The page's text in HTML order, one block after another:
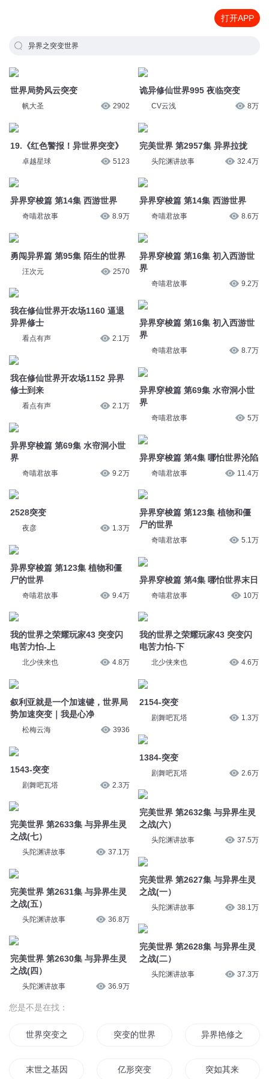
打开APP
异界之突变世界
世界局势风云突变
帆大圣 2902
19.《红色警报！异世界突变》
卓越星球 5123
异界穿梭篇 第14集 西游世界
奇喵君故事 8.9万
勇闯异界篇 第95集 陌生的世界
汪次元 2570
我在修仙世界开农场1160 逼退
异界修士
看点有声 2.1万
我在修仙世界开农场1152 异界
修士到来
看点有声 2.1万
异界穿梭篇 第69集 水帘洞小世
界
奇喵君故事 9.2万
2528突变
夜彦 1.3万
异界穿梭篇 第123集 植物和僵
尸的世界
奇喵君故事 9.4万
我的世界之荣耀玩家43 突变闪
电苦力怕-上
北少侠来也 4.8万
叙利亚就是一个加速键，世界局
势加速突变｜我是心净
松梅云海 3936
1543-突变
剧舞吧瓦塔 2.3万
完美世界 第2633集 与异界生灵
之战(七）
头陀渊讲故事 37.1万
完美世界 第2631集 与异界生灵
之战(五）
头陀渊讲故事 36.8万
完美世界 第2630集 与异界生灵
之战(四）
头陀渊讲故事 36.9万
诡异修仙世界995 夜临突变
CV云浅 8万
完美世界 第2957集 异界拉拢
头陀渊讲故事 32.4万
异界穿梭篇 第14集 西游世界
奇喵君故事 8.6万
异界穿梭篇 第16集 初入西游世
界
奇喵君故事 9.2万
异界穿梭篇 第16集 初入西游世
界
奇喵君故事 8.7万
异界穿梭篇 第69集 水帘洞小世
界
奇喵君故事 5万
异界穿梭篇 第4集 哪怕世界沦陷
奇喵君故事 11.4万
异界穿梭篇 第123集 植物和僵
尸的世界
奇喵君故事 5.1万
异界穿梭篇 第4集 哪怕世界末日
奇喵君故事 10万
我的世界之荣耀玩家43 突变闪
电苦力怕-下
北少侠来也 4.6万
2154-突变
剧舞吧瓦塔 1.3万
1384-突变
剧舞吧瓦塔 2.6万
完美世界 第2632集 与异界生灵
之战(六）
头陀渊讲故事 37.5万
完美世界 第2627集 与异界生灵
之战(一）
头陀渊讲故事 38.1万
完美世界 第2628集 与异界生灵
之战(二）
头陀渊讲故事 37.3万
您是不是在找：
世界突变之后 突变的世界某日 异界艳修之风云
末世之基因突变 亿形突变 突如其来